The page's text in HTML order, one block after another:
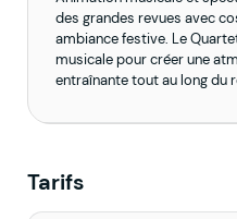
des grandes revues avec
ambiance festive. Le
musicale pour créer une
entraînante tout au long du
Tarifs